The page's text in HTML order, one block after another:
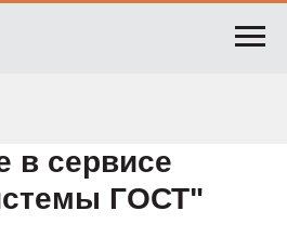
в сервисе
ГОСТ"